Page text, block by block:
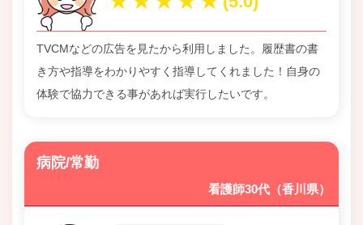
TVCMなどの広告を見たから利用しました。履歴書の書
き方や指導をわかりやすく指導してくれました！自身の
体験で協力できる事があれば実行したいです。
病院/常勤
看護師30代（香川県）